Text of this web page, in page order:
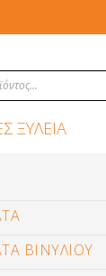
ΞΥΛΕΙΑ
ΒΙΝΥΛΙΟΥ